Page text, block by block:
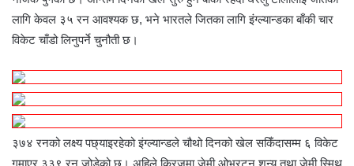
लागि केवल ३५ रन आवश्यक छ, भने भारतले जितका लागि इंग्ल्यान्डका बाँकी चार
विकेट चाँडो लिनुपर्ने चुनौती छ।
३७४ रनको लक्ष्य पछ्याइरहेको इंग्ल्यान्डले चौथो दिनको खेल सकिँदासम्म ६ विकेट
गुमाएर ३३९ रन जोडेको छ। अहिले क्रिजमा जेमी ओभरटन शून्य तथा जेमी स्मिथ